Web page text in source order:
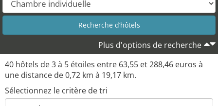
Plus d'options de recherche
40 hôtels de 3 à 5 étoiles entre 63,55 et 288,46 euros à
une distance de 0,72 km à 19,17 km.
Sélectionnez le critère de tri